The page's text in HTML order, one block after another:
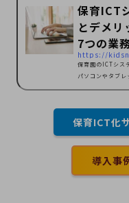
保育ICT
とデメ
7つの業
保育園のICTシス
パソコンやタブ
トするシステム
要な書類も多く、
題視されています
消されず、保育
業務の効率化は
保育ICT化
導入事